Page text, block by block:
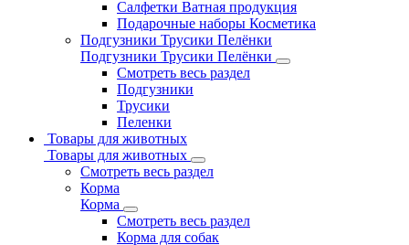
Салфетки Ватная продукция
Подарочные наборы Косметика
Подгузники Трусики Пелёнки
Подгузники Трусики Пелёнки
Смотреть весь раздел
Подгузники
Трусики
Пеленки
Товары для животных
Товары для животных
Смотреть весь раздел
Корма
Корма
Смотреть весь раздел
Корма для собак